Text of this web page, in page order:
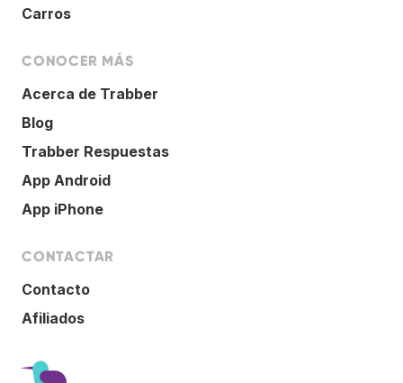
Carros
CONOCER MÁS
Acerca de Trabber
Blog
Trabber Respuestas
App Android
App iPhone
CONTACTAR
Contacto
Afiliados